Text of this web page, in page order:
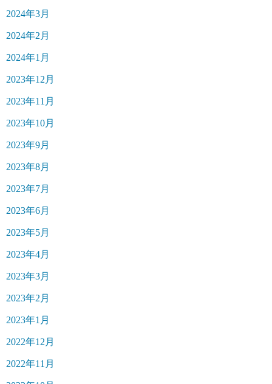
2024年3月
2024年2月
2024年1月
2023年12月
2023年11月
2023年10月
2023年9月
2023年8月
2023年7月
2023年6月
2023年5月
2023年4月
2023年3月
2023年2月
2023年1月
2022年12月
2022年11月